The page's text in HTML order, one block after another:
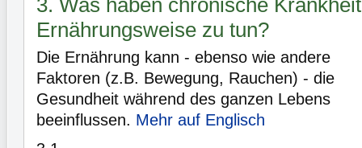
3. Was haben chronische
Ernährungsweise zu tun?
Die Ernährung kann - ebenso wie andere
Faktoren (z.B. Bewegung, Rauchen) - die
Gesundheit während des ganzen Lebens
beeinflussen. Mehr auf Englisch